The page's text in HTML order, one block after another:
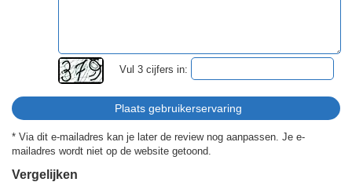
Vul 3 cijfers in:
* Via dit e-mailadres kan je later de review nog aanpassen. Je e-
mailadres wordt niet op de website getoond.
Vergelijken